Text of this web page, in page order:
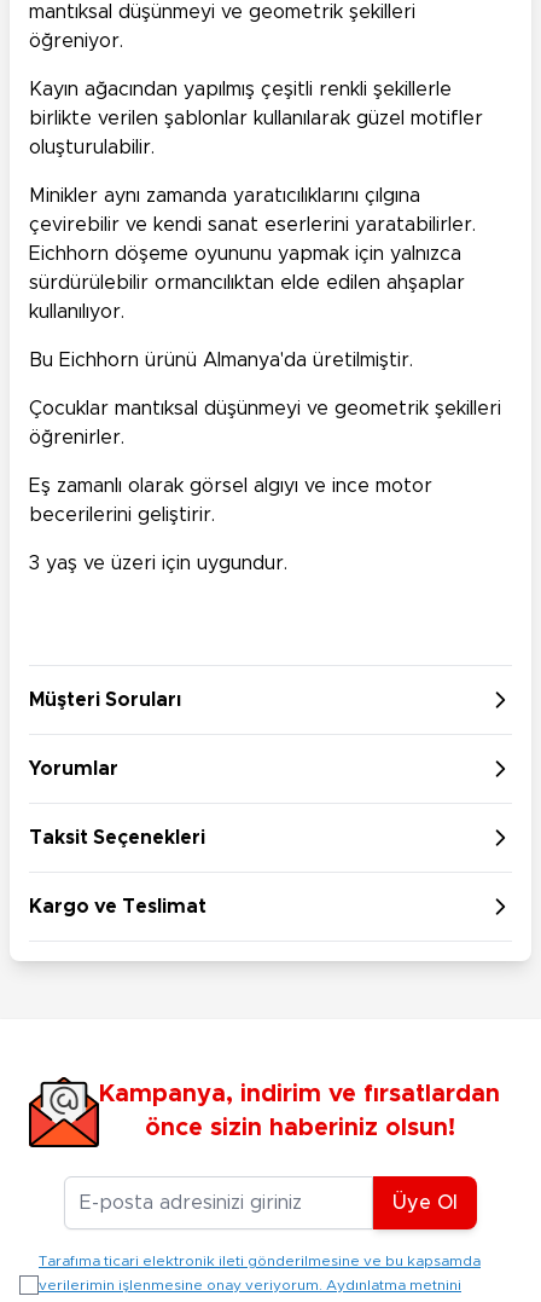
mantıksal düşünmeyi ve geometrik şekilleri
öğreniyor.
Kayın ağacından yapılmış çeşitli renkli şekillerle
birlikte verilen şablonlar kullanılarak güzel motifler
oluşturulabilir.
Minikler aynı zamanda yaratıcılıklarını çılgına
çevirebilir ve kendi sanat eserlerini yaratabilirler.
Eichhorn döşeme oyununu yapmak için yalnızca
sürdürülebilir ormancılıktan elde edilen ahşaplar
kullanılıyor.
Bu Eichhorn ürünü Almanya'da üretilmiştir.
Çocuklar mantıksal düşünmeyi ve geometrik şekilleri
öğrenirler.
Eş zamanlı olarak görsel algıyı ve ince motor
becerilerini geliştirir.
3 yaş ve üzeri için uygundur.
Müşteri Soruları
Yorumlar
Taksit Seçenekleri
Kargo ve Teslimat
Kampanya, indirim ve fırsatlardan
önce sizin haberiniz olsun!
E-posta Adresiniz
Üye Ol
Tarafıma ticari elektronik ileti gönderilmesine ve bu kapsamda
verilerimin işlenmesine onay veriyorum. Aydınlatma metnini